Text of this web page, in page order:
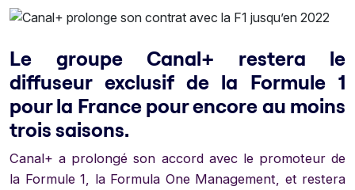
Le groupe Canal+ restera le
diffuseur exclusif de la Formule 1
pour la France pour encore au moins
trois saisons.
Canal+ a prolongé son accord avec le promoteur de
la Formule 1, la Formula One Management, et restera